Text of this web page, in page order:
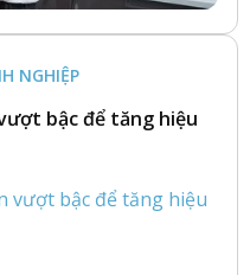
NGHIỆP
bậc để tăng hiệu